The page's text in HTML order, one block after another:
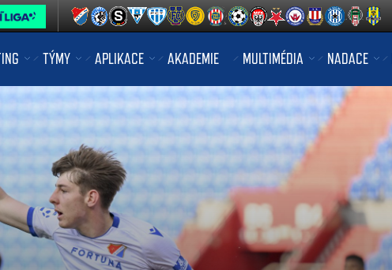
TÝMY APLIKACE AKADEMIE MULTIMÉDIA NADACE